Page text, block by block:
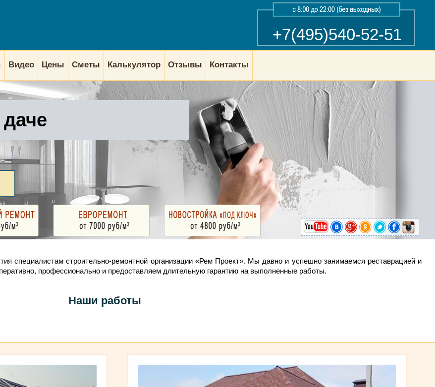
+7(495)540-52-51
Видео Цены Сметы Калькулятор Отзывы Контакты
специалистам строительно-ремонтной организации «Рем Проект». Мы давно и успешно занимаемся реставрацией и
профессионально и предоставляем длительную гарантию на выполненные работы.
Наши работы